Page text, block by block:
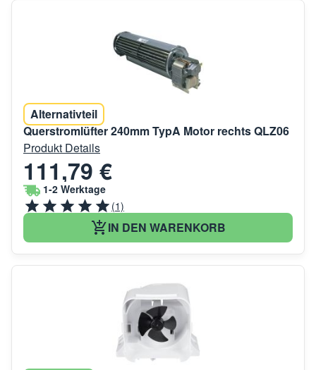
Alternativteil
Querstromlüfter 240mm TypA Motor rechts QLZ06
Produkt Details
111,79 €
1-2 Werktage
(1)
IN DEN WARENKORB